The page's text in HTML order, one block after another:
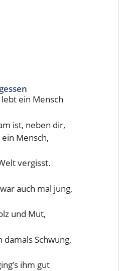
ein Mensch
ist, neben dir,
Mensch,
vergisst.
auch mal jung,
und Mut,
damals Schwung,
ihm gut